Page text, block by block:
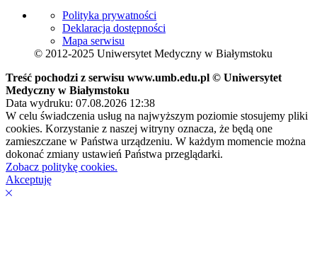
Polityka prywatności
Deklaracja dostępności
Mapa serwisu
© 2012-2025 Uniwersytet Medyczny w Białymstoku
Treść pochodzi z serwisu www.umb.edu.pl © Uniwersytet
Medyczny w Białymstoku
Data wydruku: 07.08.2026 12:38
W celu świadczenia usług na najwyższym poziomie stosujemy pliki
cookies. Korzystanie z naszej witryny oznacza, że będą one
zamieszczane w Państwa urządzeniu. W każdym momencie można
dokonać zmiany ustawień Państwa przeglądarki.
Zobacz politykę cookies.
Akceptuję